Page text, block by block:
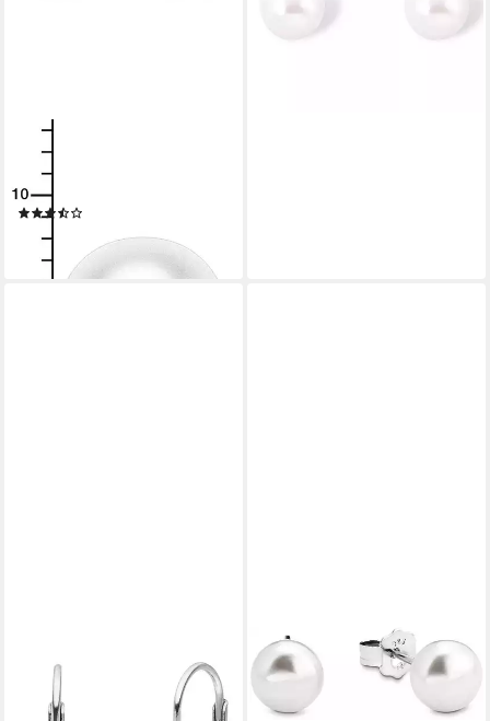
Süßwasserzuchtperle
149,00 €
lieferbar - in 1-2 Werktagen bei dir
Paar Ohrhänger Schmuck
Geschenk Ohrschmuck